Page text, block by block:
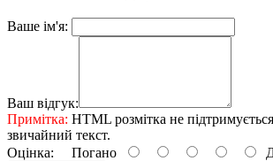
Ваше ім'я:
Ваш відгук:
Примітка: HTML розмітка не
звичайний текст.
Оцінка: Погано